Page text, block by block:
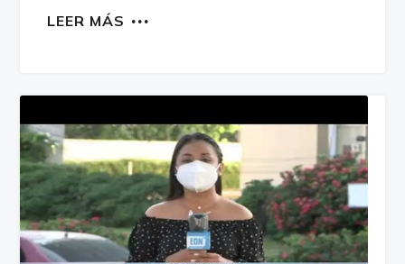
LEER MÁS